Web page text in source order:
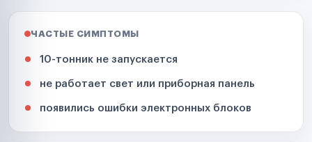
ЧАСТЫЕ СИМПТОМЫ
10-тонник не запускается
не работает свет или приборная панель
появились ошибки электронных блоков